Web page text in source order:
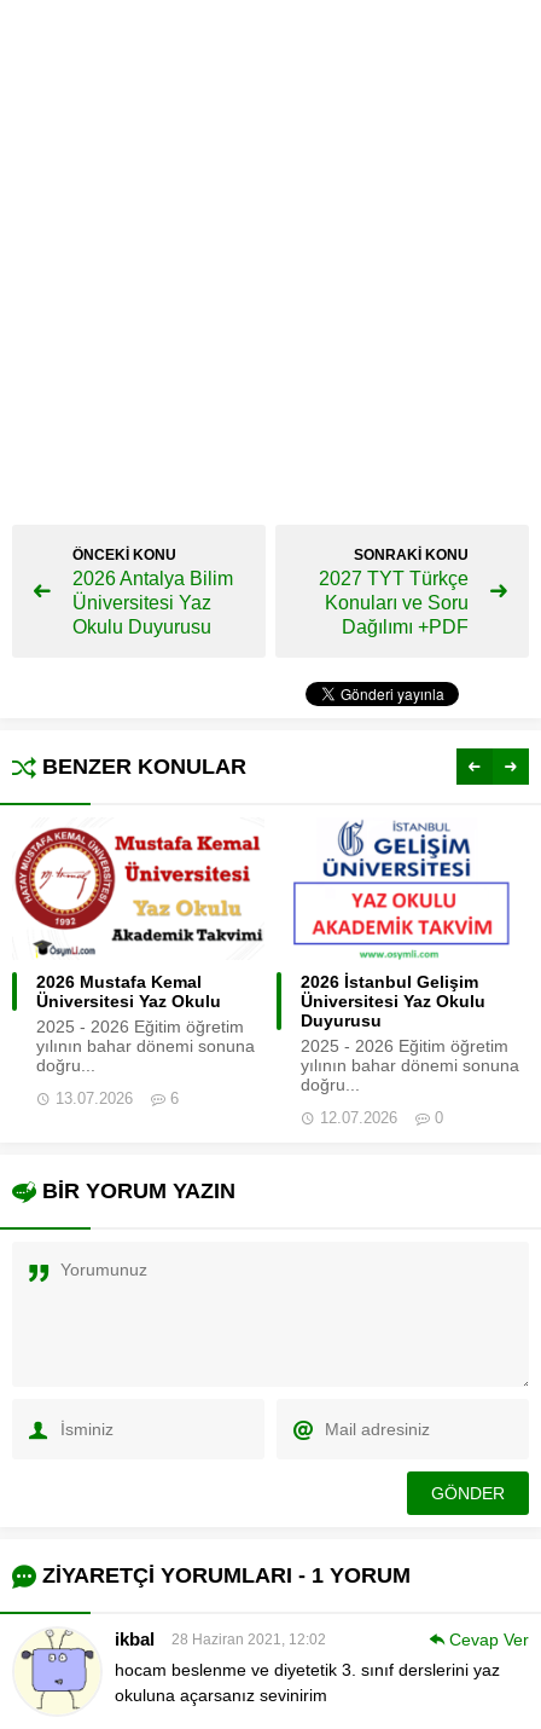
ÖNCEKİ KONU
2026 Antalya Bilim
Üniversitesi Yaz
Okulu Duyurusu
SONRAKİ KONU
2027 TYT Türkçe
Konuları ve Soru
Dağılımı +PDF
BENZER KONULAR
2026 Mustafa Kemal
Üniversitesi Yaz Okulu
2025 - 2026 Eğitim öğretim
yılının bahar dönemi sonuna
doğru...
13.07.2026 6
2026 İstanbul Gelişim
Üniversitesi Yaz Okulu
Duyurusu
2025 - 2026 Eğitim öğretim
yılının bahar dönemi sonuna
doğru...
12.07.2026 0
BİR YORUM YAZIN
ZİYARETÇİ YORUMLARI - 1 YORUM
ikbal 28 Haziran 2021, 12:02
hocam beslenme ve diyetetik 3. sınıf derslerini yaz
okuluna açarsanız sevinirim
Cevap Ver